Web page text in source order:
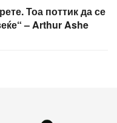
Тоа поттик да се
– Arthur Ashe